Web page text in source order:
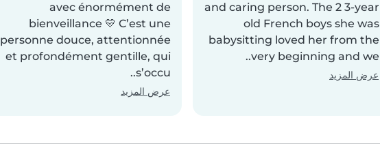
and caring person. The 2 3-year
old French boys she was
babysitting loved her from the
very beginning and we..
عرض المزيد
avec énormément de
bienveillance 💛 C’est une
personne douce, attentionnée
et profondément gentille, qui
s’occu..
عرض المزيد